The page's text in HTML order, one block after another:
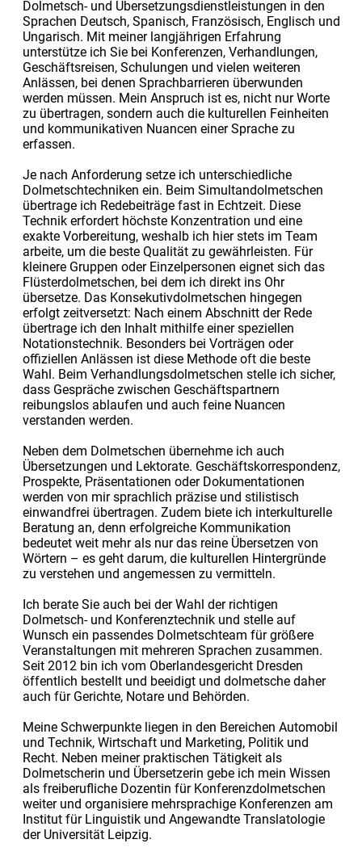
Dolmetsch- und Übersetzungsdienstleistungen in den
Sprachen Deutsch, Spanisch, Französisch, Englisch und
Ungarisch. Mit meiner langjährigen Erfahrung
unterstütze ich Sie bei Konferenzen, Verhandlungen,
Geschäftsreisen, Schulungen und vielen weiteren
Anlässen, bei denen Sprachbarrieren überwunden
werden müssen. Mein Anspruch ist es, nicht nur Worte
zu übertragen, sondern auch die kulturellen Feinheiten
und kommunikativen Nuancen einer Sprache zu
erfassen.
Je nach Anforderung setze ich unterschiedliche
Dolmetschtechniken ein. Beim Simultandolmetschen
übertrage ich Redebeiträge fast in Echtzeit. Diese
Technik erfordert höchste Konzentration und eine
exakte Vorbereitung, weshalb ich hier stets im Team
arbeite, um die beste Qualität zu gewährleisten. Für
kleinere Gruppen oder Einzelpersonen eignet sich das
Flüsterdolmetschen, bei dem ich direkt ins Ohr
übersetze. Das Konsekutivdolmetschen hingegen
erfolgt zeitversetzt: Nach einem Abschnitt der Rede
übertrage ich den Inhalt mithilfe einer speziellen
Notationstechnik. Besonders bei Vorträgen oder
offiziellen Anlässen ist diese Methode oft die beste
Wahl. Beim Verhandlungsdolmetschen stelle ich sicher,
dass Gespräche zwischen Geschäftspartnern
reibungslos ablaufen und auch feine Nuancen
verstanden werden.
Neben dem Dolmetschen übernehme ich auch
Übersetzungen und Lektorate. Geschäftskorrespondenz,
Prospekte, Präsentationen oder Dokumentationen
werden von mir sprachlich präzise und stilistisch
einwandfrei übertragen. Zudem biete ich interkulturelle
Beratung an, denn erfolgreiche Kommunikation
bedeutet weit mehr als nur das reine Übersetzen von
Wörtern – es geht darum, die kulturellen Hintergründe
zu verstehen und angemessen zu vermitteln.
Ich berate Sie auch bei der Wahl der richtigen
Dolmetsch- und Konferenztechnik und stelle auf
Wunsch ein passendes Dolmetschteam für größere
Veranstaltungen mit mehreren Sprachen zusammen.
Seit 2012 bin ich vom Oberlandesgericht Dresden
öffentlich bestellt und beeidigt und dolmetsche daher
auch für Gerichte, Notare und Behörden.
Meine Schwerpunkte liegen in den Bereichen Automobil
und Technik, Wirtschaft und Marketing, Politik und
Recht. Neben meiner praktischen Tätigkeit als
Dolmetscherin und Übersetzerin gebe ich mein Wissen
als freiberufliche Dozentin für Konferenzdolmetschen
weiter und organisiere mehrsprachige Konferenzen am
Institut für Linguistik und Angewandte Translatologie
der Universität Leipzig.